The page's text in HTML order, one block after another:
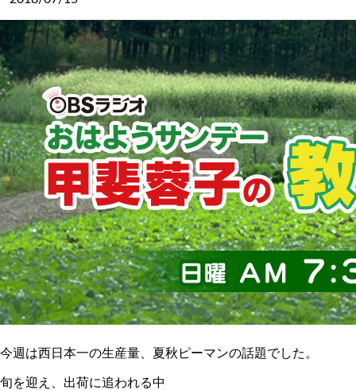
今週は西日本一の生産量、夏秋ピーマンの話題でした。
旬を迎え、出荷に追われる中